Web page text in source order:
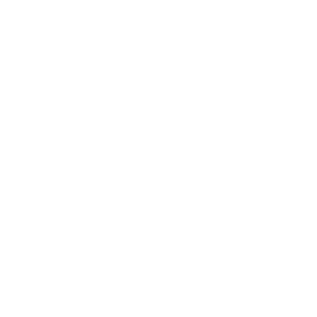
trình giặt không chuyển sang chu trình vắt
theo. Vì vậy giúp người dùng tiết kiệm nước và
mâm giặt kháng khuẩn ABT, chức năng dự trữ